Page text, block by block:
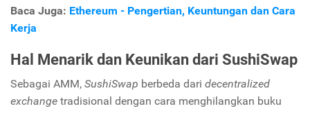
Baca Juga: Ethereum - Pengertian, Keuntungan dan Cara
Kerja
Hal Menarik dan Keunikan dari SushiSwap
Sebagai AMM, SushiSwap berbeda dari decentralized
exchange tradisional dengan cara menghilangkan buku